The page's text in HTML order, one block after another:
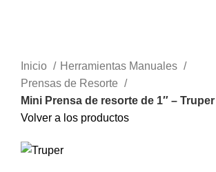
Inicio
Herramientas Manuales
Prensas de Resorte
Mini Prensa de resorte de 1″ – Truper
Volver a los productos